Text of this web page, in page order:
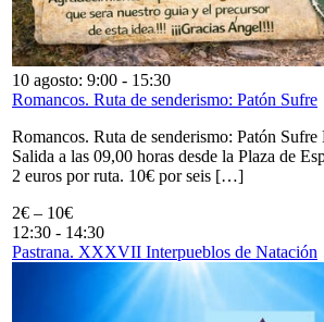
10 agosto: 9:00 - 15:30
Romancos. Ruta de senderismo: Patón Sufre
Romancos. Ruta de senderismo: Patón Sufre
Salida a las 09,00 horas desde la Plaza de
2 euros por ruta. 10€ por seis […]
2€ – 10€
12:30 - 14:30
Pastrana. XXXVII Interpueblos de Natación